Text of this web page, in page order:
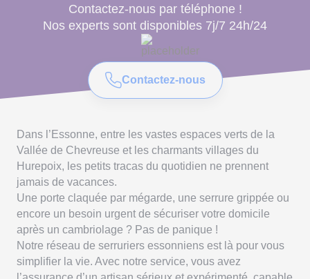
Contactez-nous par téléphone !
Nos experts sont disponibles 7j/7 24h/24
Contactez-nous
Dans l’Essonne, entre les vastes espaces verts de la
Vallée de Chevreuse et les charmants villages du
Hurepoix, les petits tracas du quotidien ne prennent
jamais de vacances.
Une porte claquée par mégarde, une serrure grippée ou
encore un besoin urgent de sécuriser votre domicile
après un cambriolage ? Pas de panique !
Notre réseau de serruriers essonniens est là pour vous
simplifier la vie. Avec notre service, vous avez